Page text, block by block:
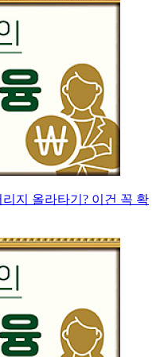
지 올라타기? 이건 꼭 확